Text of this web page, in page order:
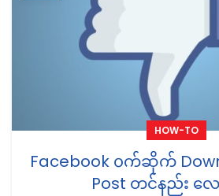
HOW-TO
Facebook ၀က်ဆိုက်
Post တင်နည်း လေ